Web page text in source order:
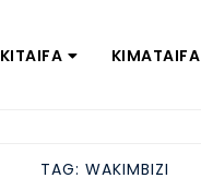
KITAIFA KIMATAIFA
TAG:WAKIMBIZI